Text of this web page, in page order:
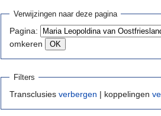
Verwijzingen naar deze pagina
Pagina:
omkeren
Filters
Transclusies verbergen | koppelingen